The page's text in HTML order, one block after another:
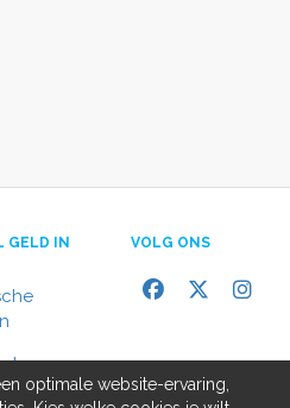
GELD IN
VOLG ONS
optimale website-ervaring,